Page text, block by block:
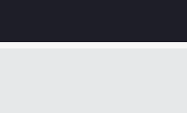
车目前是空的